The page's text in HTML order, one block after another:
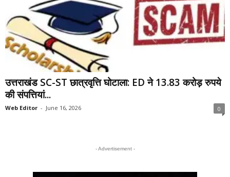
उत्तराखंड SC-ST छात्रवृत्ति घोटाला: ED ने 13.83 करोड़ रुपये
की संपत्तियां...
Web Editor - June 16, 2026 0
- Advertisement -